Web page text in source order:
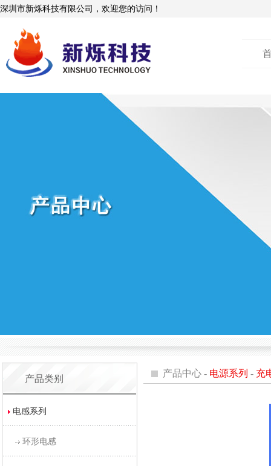
深圳市新烁科技有限公司，欢迎您的访问！
产品类别
电感系列
环形电感
产品中心 - 电源系列 - 充